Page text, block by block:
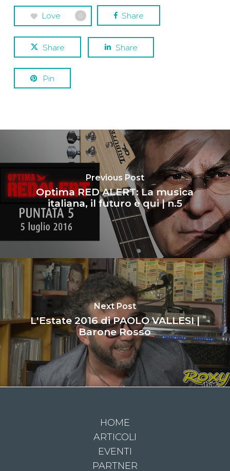
Love 0 Share
Share Share
Pin
Previous Post
Optima RED ALERT: La musica
italiana, il futuro è qui | n.5
Next Post
L'Estate 2016 di PAOLO VALLESI |
Barone Rosso
HOME
ARTICOLI
EVENTI
PARTNER